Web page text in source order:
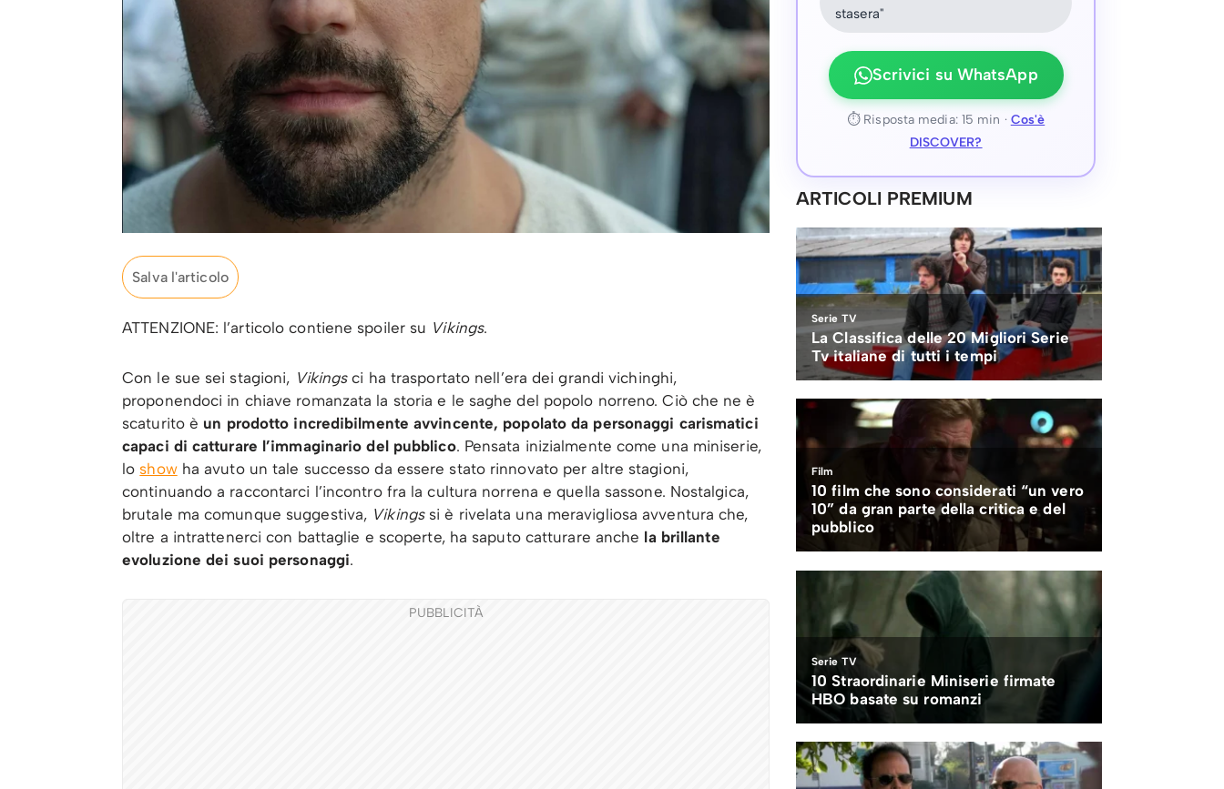
Salva l'articolo
ATTENZIONE: l’articolo contiene spoiler su Vikings.
Con le sue sei stagioni, Vikingsci ha trasportato nell’era dei grandi vichinghi,
proponendoci in chiave romanzata la storia e le saghe del popolo norreno. Ciò che ne è
scaturito è un prodotto incredibilmente avvincente, popolato da personaggi carismatici
capaci di catturare l’immaginario del pubblico. Pensata inizialmente come una miniserie,
lo showha avuto un tale successo da essere stato rinnovato per altre stagioni,
continuando a raccontarci l’incontro fra la cultura norrena e quella sassone. Nostalgica,
brutale ma comunque suggestiva, Vikings si è rivelata una meravigliosa avventura che,
oltre a intrattenerci con battaglie e scoperte, ha saputo catturare anche la brillante
evoluzione dei suoi personaggi.
PUBBLICITÀ
stasera"
Scrivici su WhatsApp
⏱ Risposta media: 15 min · Cos'è
DISCOVER?
ARTICOLI PREMIUM